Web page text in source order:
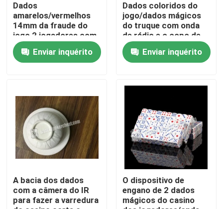
Sobre nós
Visita à fábrica
Contacte-nos
Notícias
Cartões de jogo invisíveis
Dados
amarelos/vermelhos
14mm da fraude do
jogo 2 jogadores com
Mercury líquido
Enviar inquérito
Dados coloridos do
jogo/dados mágicos
do truque com onda
de rádio e o copo de
varredura
Enviar inquérito
A bacia dos dados
com a câmera do IR
para fazer a varredura
O dispositivo de
engano de 2 dados
mágicos do casino